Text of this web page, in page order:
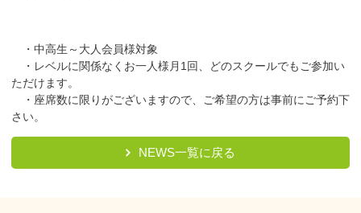
・中高生～大人会員様対象
・レベルに関係なくお一人様月1回、どのスクールでもご参加い
ただけます。
・座席数に限りがございますので、ご希望の方は事前にご予約下
さい。
NEWS一覧に戻る